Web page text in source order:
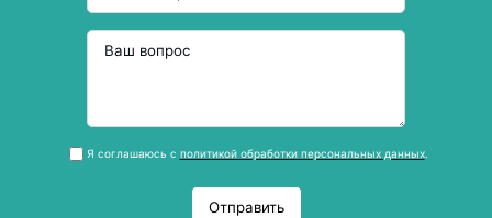
Я соглашаюсь с политикой обработки персональных данных.
Отправить